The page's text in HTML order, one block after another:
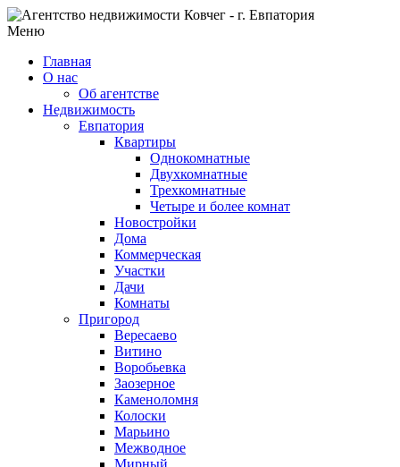
Меню
Главная
О нас
Об агентстве
Недвижимость
Евпатория
Квартиры
Однокомнатные
Двухкомнатные
Трехкомнатные
Четыре и более комнат
Новостройки
Дома
Коммерческая
Участки
Дачи
Комнаты
Пригород
Вересаево
Витино
Воробьевка
Заозерное
Каменоломня
Колоски
Марьино
Межводное
Мирный